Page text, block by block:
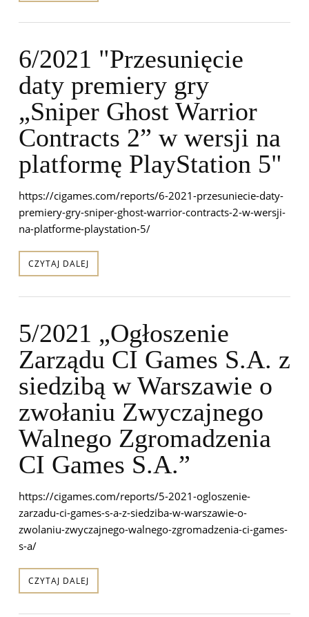
6/2021 "Przesunięcie
daty premiery gry
„Sniper Ghost Warrior
Contracts 2” w wersji na
platformę PlayStation 5"
https://cigames.com/reports/6-2021-przesuniecie-daty-
premiery-gry-sniper-ghost-warrior-contracts-2-w-wersji-
na-platforme-playstation-5/
CZYTAJ DALEJ
5/2021 „Ogłoszenie
Zarządu CI Games S.A. z
siedzibą w Warszawie o
zwołaniu Zwyczajnego
Walnego Zgromadzenia
CI Games S.A.”
https://cigames.com/reports/5-2021-ogloszenie-
zarzadu-ci-games-s-a-z-siedziba-w-warszawie-o-
zwolaniu-zwyczajnego-walnego-zgromadzenia-ci-games-
s-a/
CZYTAJ DALEJ